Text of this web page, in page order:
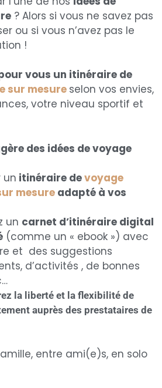
? Alors si vous ne savez pas
ou si vous n’avez pas le
!
vous un itinéraire de
sur mesure selon vos envies,
votre niveau sportif et
des idées de voyage
un itinéraire devoyage
mesure adapté à vos
un carnet d’itinéraire digital
(comme un « ebook ») avec
et des suggestions
d’activités , de bonnes
la liberté et la flexibilité de
auprès des prestataires de
entre ami(e)s, en solo